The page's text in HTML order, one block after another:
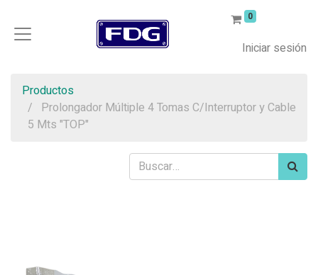
0
Iniciar sesión
Productos
Prolongador Múltiple 4 Tomas C/Interruptor y Cable
5 Mts "TOP"